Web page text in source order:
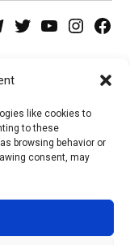
like cookies to
to these
browsing behavior or
consent, may
TwitterYouTubeInstagram